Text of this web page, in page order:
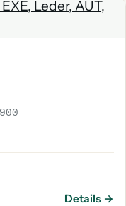
Details →